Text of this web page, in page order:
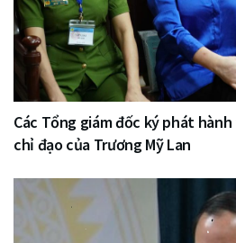
Các Tổng giám đốc ký phát
chỉ đạo của Trương Mỹ Lan